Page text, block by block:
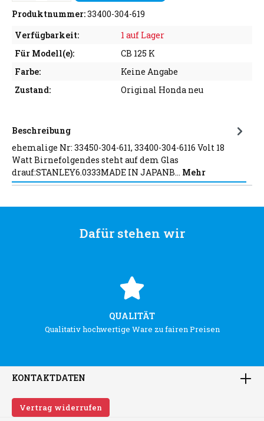
Produktnummer:33400-304-619
Verfügbarkeit:
1 auf Lager
Für Modell(e):
CB 125 K
Farbe:
Keine Angabe
Zustand:
Original Honda neu
Beschreibung
ehemalige Nr: 33450-304-611, 33400-304-6116 Volt 18
Watt Birnefolgendes steht auf dem Glas
drauf:STANLEY6.0333MADE IN JAPANB… Mehr
Dafür stehen wir
QUALITÄT
Qualitativ hochwertige Ware zu fairen Preisen
KONTAKTDATEN
Vertrag widerrufen